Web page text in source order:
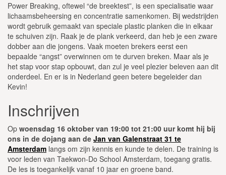
Power Breaking, oftewel “de breektest”, is een specialisatie waar
lichaamsbeheersing en concentratie samenkomen. Bij wedstrijden
wordt gebruik gemaakt van speciale plastic planken die in elkaar
te schuiven zijn. Raak je de plank verkeerd, dan heb je een zware
dobber aan die jongens. Vaak moeten brekers eerst een
bepaalde “angst” overwinnen om te durven breken. Maar als je
het stap voor stap opbouwt, dan zul je veel plezier beleven aan dit
onderdeel. En er is in Nederland geen betere begeleider dan
Kevin!
Inschrijven
Op woensdag 16 oktober van 19:00 tot 21:00 uur komt hij bij
ons in de dojang aan de Jan van Galenstraat 31 te
Amsterdam langs om zijn kennis en kunde te delen. De training is
voor leden van Taekwon-Do School Amsterdam, toegang gratis.
De les is toegankelijk vanaf 10 jaar en groene band.